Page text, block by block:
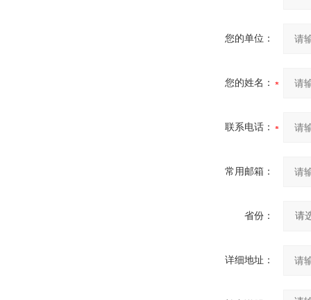
您的单位：
您的姓名：
联系电话：
常用邮箱：
省份：
详细地址：